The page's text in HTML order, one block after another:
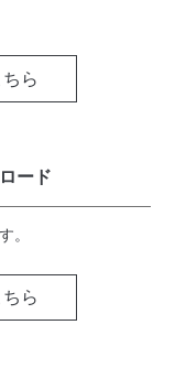
ら
ード
。
ら